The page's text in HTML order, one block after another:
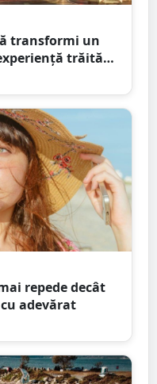
transformi un
trăită
repede decât
adevărat